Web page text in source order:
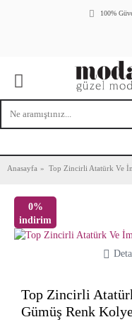
100%
Anasayfa Top Zincirli Atatürk Ve
0%
indirim
Top Zincirli
Gümüş Renk